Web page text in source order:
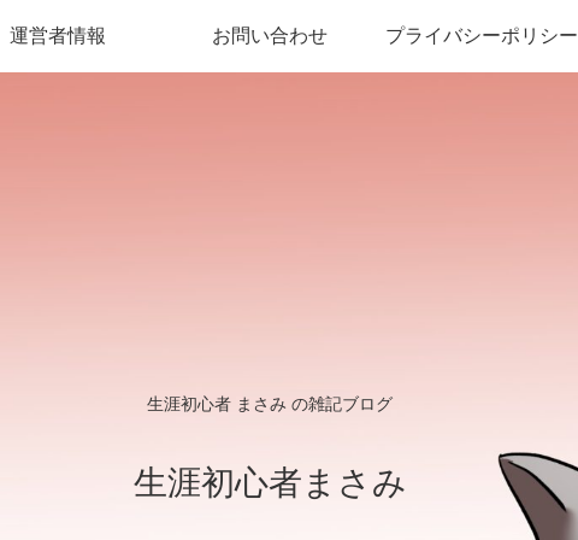
生涯初心者 まさみ の雑記ブログ
生涯初心者まさみ
運営者情報 お問い合わせ プライバシーポリシー